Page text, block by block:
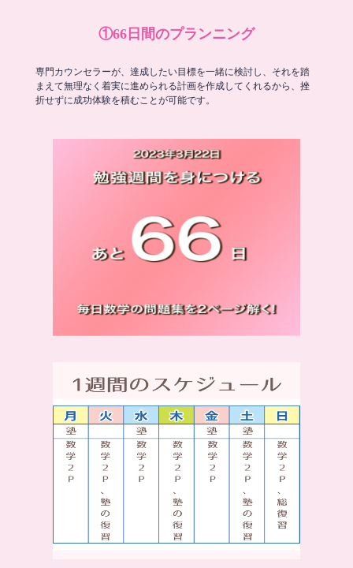
①66日間のプランニング
専門カウンセラーが、達成したい目標を一緒に検討し、それを踏
まえて無理なく着実に進められる計画を作成してくれるから、挫
折せずに成功体験を積むことが可能です。